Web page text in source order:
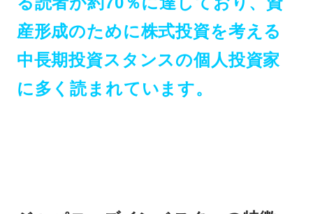
産形成のために株式投資を考える
中長期投資スタンスの個人投資家
に多く読まれています。